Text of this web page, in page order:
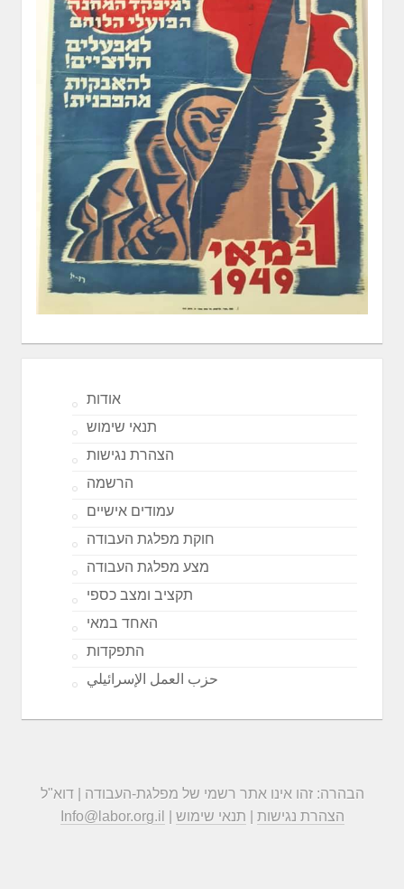
אודות
תנאי שימוש
הצהרת נגישות
הרשמה
עמודים אישיים
חוקת מפלגת העבודה
מצע מפלגת העבודה
תקציב ומצב כספי
האחד במאי
התפקדות
حزب العمل الإسرائيلي
הבהרה: זהו אינו אתר רשמי של מפלגת-העבודה | דוא"ל
Info@labor.org.il
הצהרת נגישות תנאי שימוש